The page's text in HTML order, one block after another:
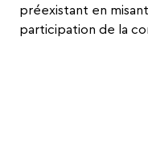
préexistant en
participation de la